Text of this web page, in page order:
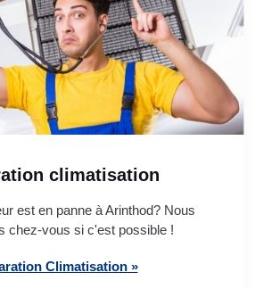
climatisation
est en panne à Arinthod? Nous
chez-vous si c'est possible !
Climatisation »